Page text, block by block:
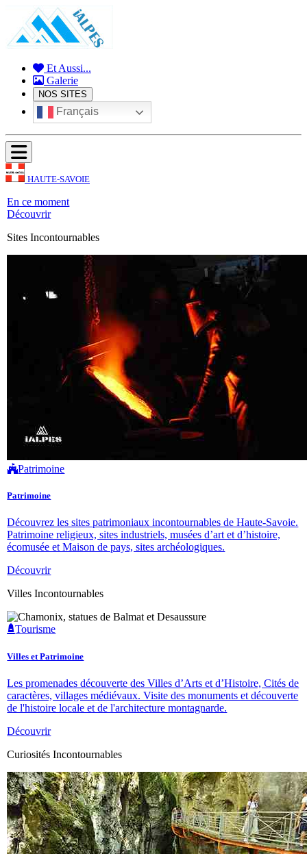
Et Aussi...
Galerie
NOS SITES
Français
HAUTE-SAVOIE
En ce moment
Découvrir
Sites Incontournables
Patrimoine
Patrimoine
Découvrez les sites patrimoniaux incontournables de Haute-Savoie.
Patrimoine religieux, sites industriels, musées d’art et d’histoire,
écomusée et Maison de pays, sites archéologiques.
Découvrir
Villes Incontournables
Tourisme
Villes et Patrimoine
Les promenades découverte des Villes d’Arts et d’Histoire, Cités de
caractères, villages médiévaux. Visite des monuments et découverte
de l'histoire locale et de l'architecture montagnarde.
Découvrir
Curiosités Incontournables